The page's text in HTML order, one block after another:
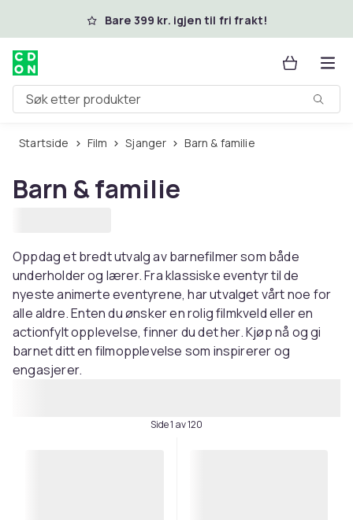
Hopp til hovedinnholdBare 399 kr. igjen til fri frakt!
Søk etter produkter
Startside Film Sjanger Barn & familie
Barn & familie
Oppdag et bredt utvalg av barnefilmer som både
underholder og lærer. Fra klassiske eventyr til de
nyeste animerte eventyrene, har utvalget vårt noe for
alle aldre. Enten du ønsker en rolig filmkveld eller en
actionfylt opplevelse, finner du det her. Kjøp nå og gi
barnet ditt en filmopplevelse som inspirerer og
engasjerer.
Side 1 av 120